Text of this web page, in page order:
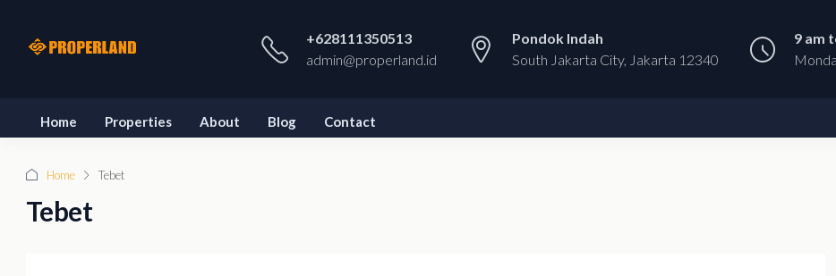
+628111350513
admin@properland.id
Pondok Indah
South Jakarta City, Jakarta 12340
9 am
Home Properties About Blog Contact
Home Tebet
Tebet